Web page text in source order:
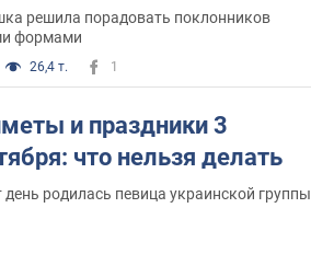
решила порадовать поклонников
формами
26,4 т. 1
и праздники 3
что нельзя делать
день родилась певица украинской группы